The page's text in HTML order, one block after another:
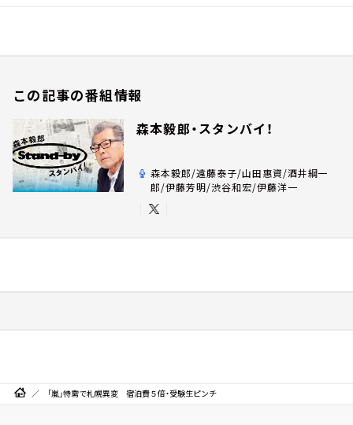
この記事の番組情報
森本毅郎・スタンバイ！
森本毅郎/遠藤泰子/山田惠資/酒井綱一
郎/伊藤芳明/渋谷和宏/伊藤洋一
「嵐」特需で札幌異変 宿泊費５倍・受験生ピンチ